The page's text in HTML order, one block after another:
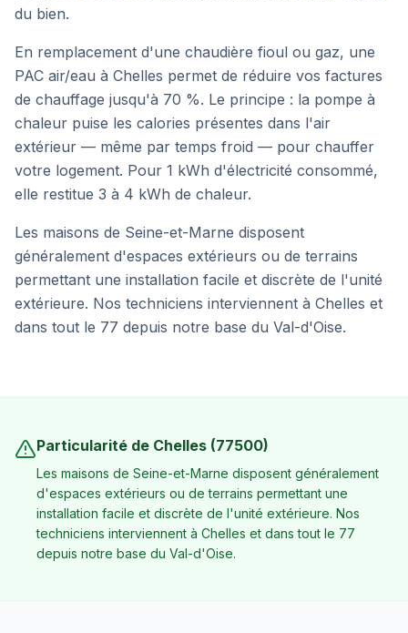
du bien.
En remplacement d'une chaudière fioul ou gaz, une
PAC air/eau à Chelles permet de réduire vos factures
de chauffage jusqu'à 70 %. Le principe : la pompe à
chaleur puise les calories présentes dans l'air
extérieur — même par temps froid — pour chauffer
votre logement. Pour 1 kWh d'électricité consommé,
elle restitue 3 à 4 kWh de chaleur.
Les maisons de Seine-et-Marne disposent
généralement d'espaces extérieurs ou de terrains
permettant une installation facile et discrète de l'unité
extérieure. Nos techniciens interviennent à Chelles et
dans tout le 77 depuis notre base du Val-d'Oise.
Particularité de Chelles (77500)
Les maisons de Seine-et-Marne disposent généralement
d'espaces extérieurs ou de terrains permettant une
installation facile et discrète de l'unité extérieure. Nos
techniciens interviennent à Chelles et dans tout le 77
depuis notre base du Val-d'Oise.